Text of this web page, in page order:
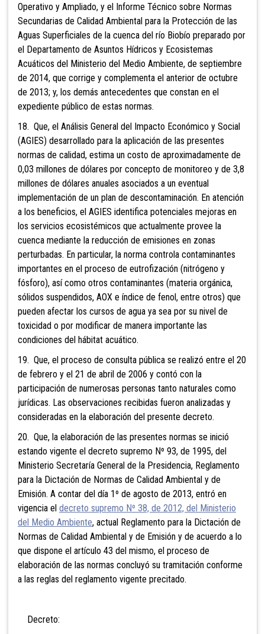
Operativo y Ampliado, y el Informe Técnico sobre Normas
Secundarias de Calidad Ambiental para la Protección de las
Aguas Superficiales de la cuenca del río Biobío preparado por
el Departamento de Asuntos Hídricos y Ecosistemas
Acuáticos del Ministerio del Medio Ambiente, de septiembre
de 2014, que corrige y complementa el anterior de octubre
de 2013; y, los demás antecedentes que constan en el
expediente público de estas normas.
18. Que, el Análisis General del Impacto Económico y Social
(AGIES) desarrollado para la aplicación de las presentes
normas de calidad, estima un costo de aproximadamente de
0,03 millones de dólares por concepto de monitoreo y de 3,8
millones de dólares anuales asociados a un eventual
implementación de un plan de descontaminación. En atención
a los beneficios, el AGIES identifica potenciales mejoras en
los servicios ecosistémicos que actualmente provee la
cuenca mediante la reducción de emisiones en zonas
perturbadas. En particular, la norma controla contaminantes
importantes en el proceso de eutrofización (nitrógeno y
fósforo), así como otros contaminantes (materia orgánica,
sólidos suspendidos, AOX e índice de fenol, entre otros) que
pueden afectar los cursos de agua ya sea por su nivel de
toxicidad o por modificar de manera importante las
condiciones del hábitat acuático.
19. Que, el proceso de consulta pública se realizó entre el 20
de febrero y el 21 de abril de 2006 y contó con la
participación de numerosas personas tanto naturales como
jurídicas. Las observaciones recibidas fueron analizadas y
consideradas en la elaboración del presente decreto.
20. Que, la elaboración de las presentes normas se inició
estando vigente el decreto supremo Nº 93, de 1995, del
Ministerio Secretaría General de la Presidencia, Reglamento
para la Dictación de Normas de Calidad Ambiental y de
Emisión. A contar del día 1º de agosto de 2013, entró en
vigencia el decreto supremo Nº 38, de 2012, del Ministerio
del Medio Ambiente, actual Reglamento para la Dictación de
Normas de Calidad Ambiental y de Emisión y de acuerdo a lo
que dispone el artículo 43 del mismo, el proceso de
elaboración de las normas concluyó su tramitación conforme
a las reglas del reglamento vigente precitado.
Decreto: